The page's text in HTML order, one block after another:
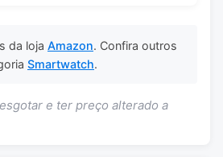
da loja Amazon. Confira outros
Smartwatch.
e ter preço alterado a